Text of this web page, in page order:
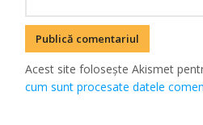
Acest site folosește Akismet
cum sunt procesate datele